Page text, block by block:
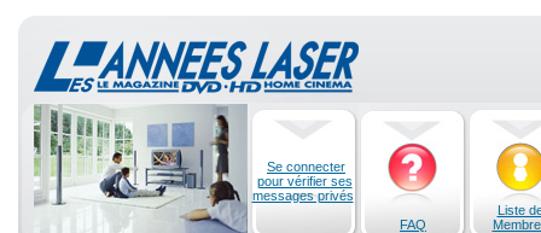
Se connecter
pour vérifier ses
messages privés
FAQ
Liste